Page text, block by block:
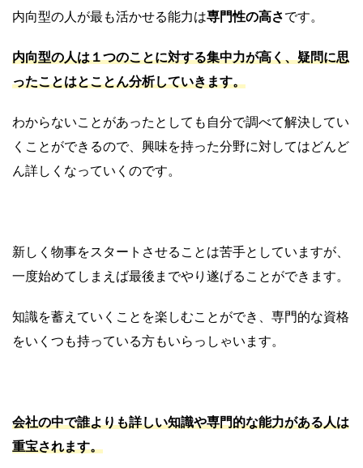
内向型の人が最も活かせる能力は専門性の高さです。
内向型の人は１つのことに対する集中力が高く、疑問に思
ったことはとことん分析していきます。
わからないことがあったとしても自分で調べて解決してい
くことができるので、興味を持った分野に対してはどんど
ん詳しくなっていくのです。
新しく物事をスタートさせることは苦手としていますが、
一度始めてしまえば最後までやり遂げることができます。
知識を蓄えていくことを楽しむことができ、専門的な資格
をいくつも持っている方もいらっしゃいます。
会社の中で誰よりも詳しい知識や専門的な能力がある人は
重宝されます。